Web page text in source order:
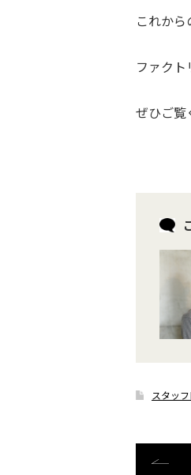
これか
ファク
ぜひご覧
スタッ